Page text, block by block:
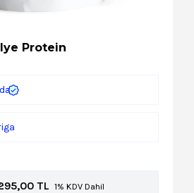
Protein
TL 1% KDV Dahil